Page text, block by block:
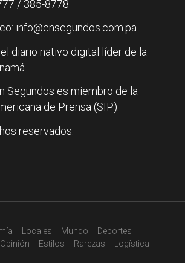
/ 385-8778
info@ensegundos.com.pa
diario nativo digital líder de la
Segundos es miembro de la
de Prensa (SIP).
reservados.
Locales Mundo
Deportes
Opinión Estilos Rarezas Logística